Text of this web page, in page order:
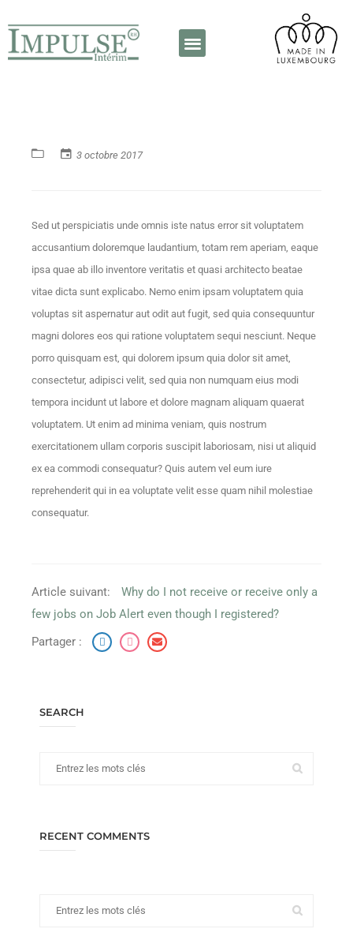
3 octobre 2017
Sed ut perspiciatis unde omnis iste natus error sit voluptatem
accusantium doloremque laudantium, totam rem aperiam, eaque
ipsa quae ab illo inventore veritatis et quasi architecto beatae
vitae dicta sunt explicabo. Nemo enim ipsam voluptatem quia
voluptas sit aspernatur aut odit aut fugit, sed quia consequuntur
magni dolores eos qui ratione voluptatem sequi nesciunt. Neque
porro quisquam est, qui dolorem ipsum quia dolor sit amet,
consectetur, adipisci velit, sed quia non numquam eius modi
tempora incidunt ut labore et dolore magnam aliquam quaerat
voluptatem. Ut enim ad minima veniam, quis nostrum
exercitationem ullam corporis suscipit laboriosam, nisi ut aliquid
ex ea commodi consequatur? Quis autem vel eum iure
reprehenderit qui in ea voluptate velit esse quam nihil molestiae
consequatur.
Article suivant:
Why do I not receive or receive only a
few jobs on Job Alert even though I registered?
Partager :
SEARCH
RECENT COMMENTS